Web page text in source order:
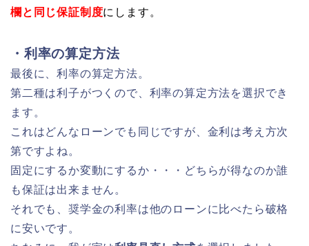
欄と同じ保証制度にします。
・利率の算定方法
最後に、利率の算定方法。
第二種は利子がつくので、利率の算定方法を選択でき
ます。
これはどんなローンでも同じですが、金利は考え方次
第ですよね。
固定にするか変動にするか・・・どちらが得なのか誰
も保証は出来ません。
それでも、奨学金の利率は他のローンに比べたら破格
に安いです。